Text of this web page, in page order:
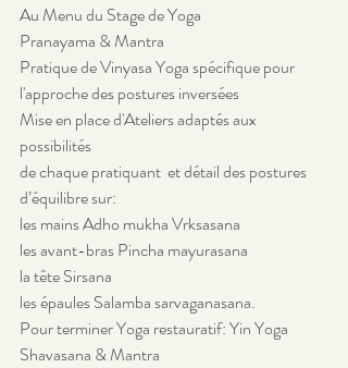
Au Menu du Stage de Yoga
Pranayama & Mantra
Pratique de Vinyasa Yoga spécifique pour
l'approche des postures inversées
Mise en place d'Ateliers adaptés aux
possibilités
de chaque pratiquant  et détail des postures
d’équilibre sur:
les mains Adho mukha Vrksasana
les avant-bras Pincha mayurasana
la tête Sirsana
les épaules Salamba sarvaganasana.
Pour terminer Yoga restauratif: Yin Yoga
Shavasana & Mantra